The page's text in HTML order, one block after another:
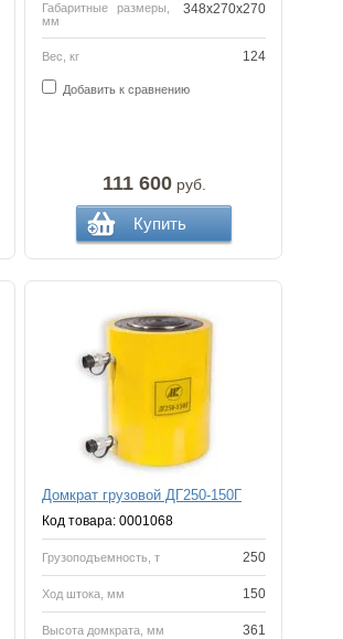
Габаритные размеры,
мм
348х270х270
Вес, кг 124
Добавить к сравнению
111 600руб.
Купить
Домкрат грузовой ДГ250-150Г
Код товара: 0001068
Грузоподъемность, т 250
Ход штока, мм 150
Высота домкрата, мм 361